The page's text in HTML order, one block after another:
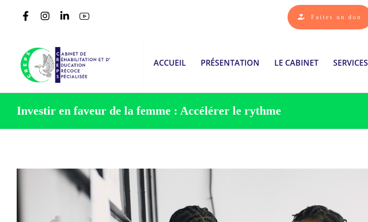
Faites un don
ACCUEIL PRÉSENTATION LE CABINET SERVICES
Investir en faveur de la femme : Accélérer le rythme